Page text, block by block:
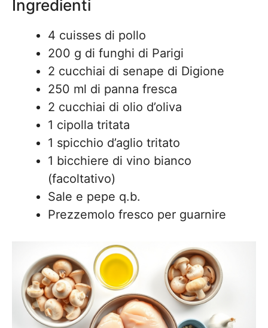
Ingredienti
4 cuisses di pollo
200 g di funghi di Parigi
2 cucchiai di senape di Digione
250 ml di panna fresca
2 cucchiai di olio d’oliva
1 cipolla tritata
1 spicchio d’aglio tritato
1 bicchiere di vino bianco
(facoltativo)
Sale e pepe q.b.
Prezzemolo fresco per guarnire